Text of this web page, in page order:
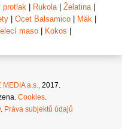
protlak | Rukola | Želatina |
| Ocet Balsamico | Mák |
maso | Kokos |
a.s.,
2017.
Cookies
. Práva subjektů údajů